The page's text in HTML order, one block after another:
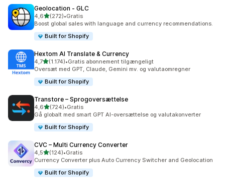
Geolocation ‑ GLC
4,6ud af 5 stjerner
(272)
272 anmeldelser i alt
•Gratis
Boost global sales with language and currency recommendations.
Built for Shopify
Hextom AI Translate & Currency
4,7ud af 5 stjerner
(1.174)
1174 anmeldelser i alt
•Gratis abonnement tilgængeligt
Oversæt med GPT, Claude, Gemini mv. og valutaomregner
Built for Shopify
Transtore – Sprogoversættelse
4,6ud af 5 stjerner
(724)
724 anmeldelser i alt
•Gratis
Gå globalt med smart GPT AI-oversættelse og valutakonverter
Built for Shopify
CVC – Multi Currency Converter
4,5ud af 5 stjerner
(124)
124 anmeldelser i alt
•Gratis
Currency Converter plus Auto Currency Switcher and Geolocation
Built for Shopify